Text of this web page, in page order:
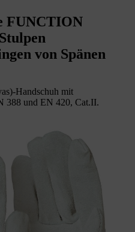
FUNCTION
von Spänen
Handschuh mit
388 und EN 420, Cat.II.